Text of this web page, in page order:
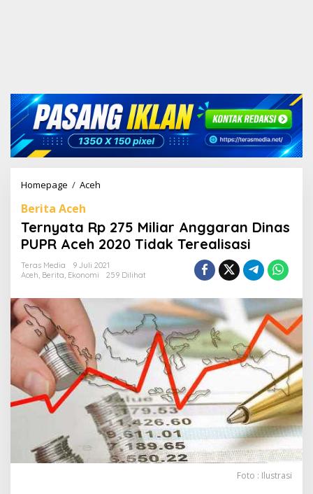
Homepage / Aceh
n
y
a
t
p
5
M
i
l
i
a
r
A
n
g
Berita Aceh
Ternyata Rp 275 Miliar Anggaran Dinas
PUPR Aceh 2020 Tidak Terealisasi
Teras Media
9 Juli 2021
Aceh, Berita, Ekonomi 259 Dilihat
Foto : Ilustrasi